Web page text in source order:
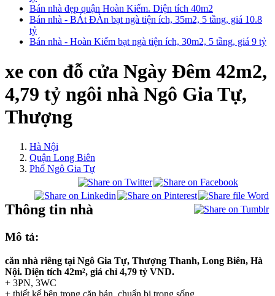
Bán nhà đẹp quận Hoàn Kiếm. Diện tích 40m2
Bán nhà - BÁt ĐÀn bạt ngà tiện ích, 35m2, 5 tầng, giá 10.8
tỷ
Bán nhà - Hoàn Kiếm bạt ngà tiện ích, 30m2, 5 tầng, giá 9 tỷ
xe con đỗ cửa Ngày Đêm 42m2,
4,79 tỷ ngôi nhà Ngô Gia Tự,
Thượng
Hà Nội
Quận Long Biên
Phố Ngô Gia Tự
Thông tin nhà
Mô tả:
căn nhà riêng tại Ngô Gia Tự, Thượng Thanh, Long Biên, Hà
Nội. Diện tích 42m², giá chỉ 4,79 tỷ VND.
+ 3PN, 3WC
+ thiết kế bên trong căn bản, chuẩn bị trong sống